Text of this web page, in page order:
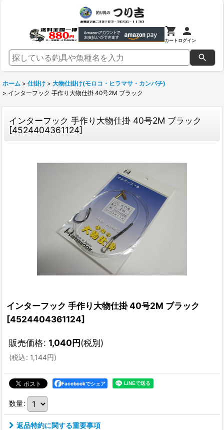
カートログイン
ホーム > 仕掛け > 大物仕掛け(モロコ・ヒラマサ・カンパチ)
> インターフック 手作り大物仕掛 40号2M ブラック
インターフック 手作り大物仕掛 40号2M ブラック
[4524404361124]
インターフック 手作り大物仕掛 40号2M ブラック
[4524404361124]
販売価格: 1,040円(税別)
(税込: 1,144円)
Facebookでシェア
数量:
返品特約に関する重要事項